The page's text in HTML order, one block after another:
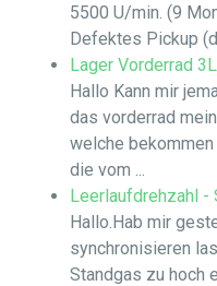
5500 U/min. (9
Defektes Pickup
Lager Vorderrad
Hallo Kann mir
das vorderrad
welche
die vom ...
Leerlaufdrehzahl -
Hallo.Hab mir
synchronisieren
Standgas zu hoch